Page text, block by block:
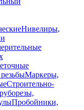
Нивелиры,
Маркеры,
Строительно-
Пробойники,